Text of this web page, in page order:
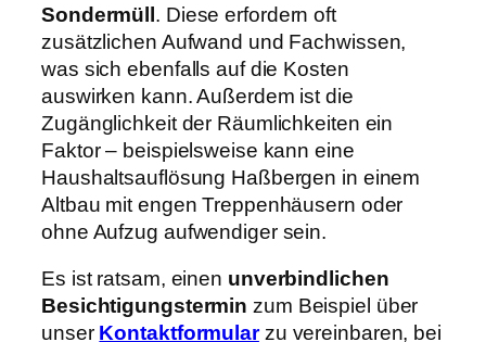
Sondermüll. Diese erfordern oft
zusätzlichen Aufwand und Fachwissen,
was sich ebenfalls auf die Kosten
auswirken kann. Außerdem ist die
Zugänglichkeit der Räumlichkeiten ein
Faktor – beispielsweise kann eine
Haushaltsauflösung Haßbergen in einem
Altbau mit engen Treppenhäusern oder
ohne Aufzug aufwendiger sein.
Es ist ratsam, einen unverbindlichen
Besichtigungstermin zum Beispiel über
unser Kontaktformularzu vereinbaren, bei